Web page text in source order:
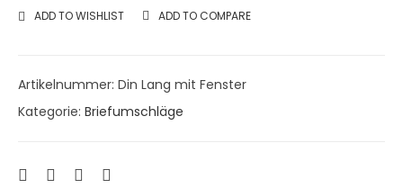
ADD TO WISHLIST ADD TO COMPARE
Artikelnummer: Din Lang mit Fenster
Kategorie: Briefumschläge